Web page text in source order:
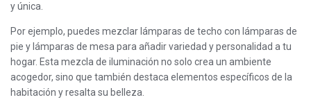
y única.
Por ejemplo, puedes mezclar lámparas de techo con lámparas de
pie y lámparas de mesa para añadir variedad y personalidad a tu
hogar. Esta mezcla de iluminación no solo crea un ambiente
acogedor, sino que también destaca elementos específicos de la
habitación y resalta su belleza.